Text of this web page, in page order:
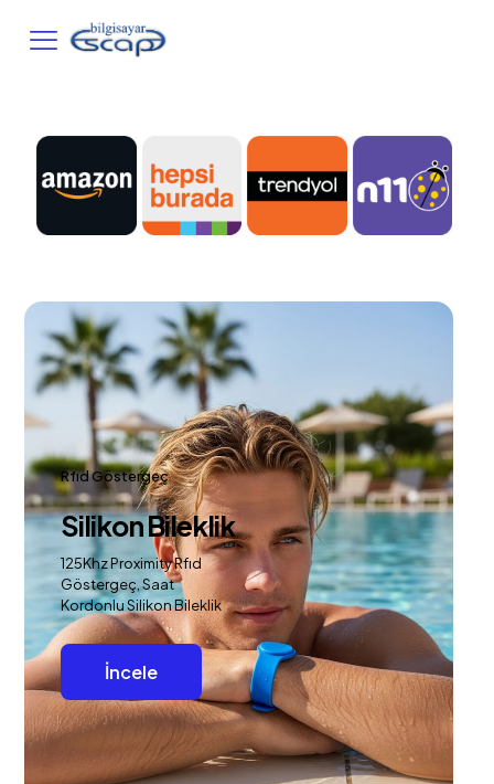
Rfıd Göstergeç
Silikon Bileklik
125Khz Proximity Rfıd
Göstergeç, Saat
Kordonlu Silikon Bileklik
İncele